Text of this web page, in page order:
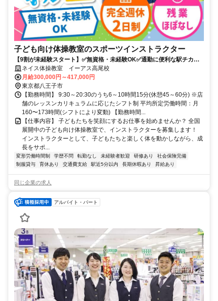
子ども向け体操教室のスポーツインストラクター
【9割が未経験スタート】✅️無資格・未経験OK✅️通勤に便利な駅チカ✅️
充実のサポートで安心して始められます！
ネイス体操教室 イーアス高尾校
月給300,000円～417,000円
東京都八王子市
【勤務時間】 9:30～20:30のうち6～10時間15分(休憩45～60分) ※店
舗のレッスンカリキュラムに応じたシフト制 平均所定労働時間：月
160〜173時間(シフトにより変動) 【勤務時間...
【仕事内容】 子どもたちを笑顔にするお仕事を始めませんか？ 全国
展開中の子ども向け体操教室で、インストラクターを募集します！
インストラクターとして、子どもたちと楽しく体を動かしながら、成
長をサポ...
変形労働時間制 学歴不問 転勤なし 未経験者歓迎 研修あり
社会保険完備
制服貸与
育休あり 交通費支給 駅近5分以内 長期休暇あり 昇給あり
同じ企業の求人
アルバイト・パート